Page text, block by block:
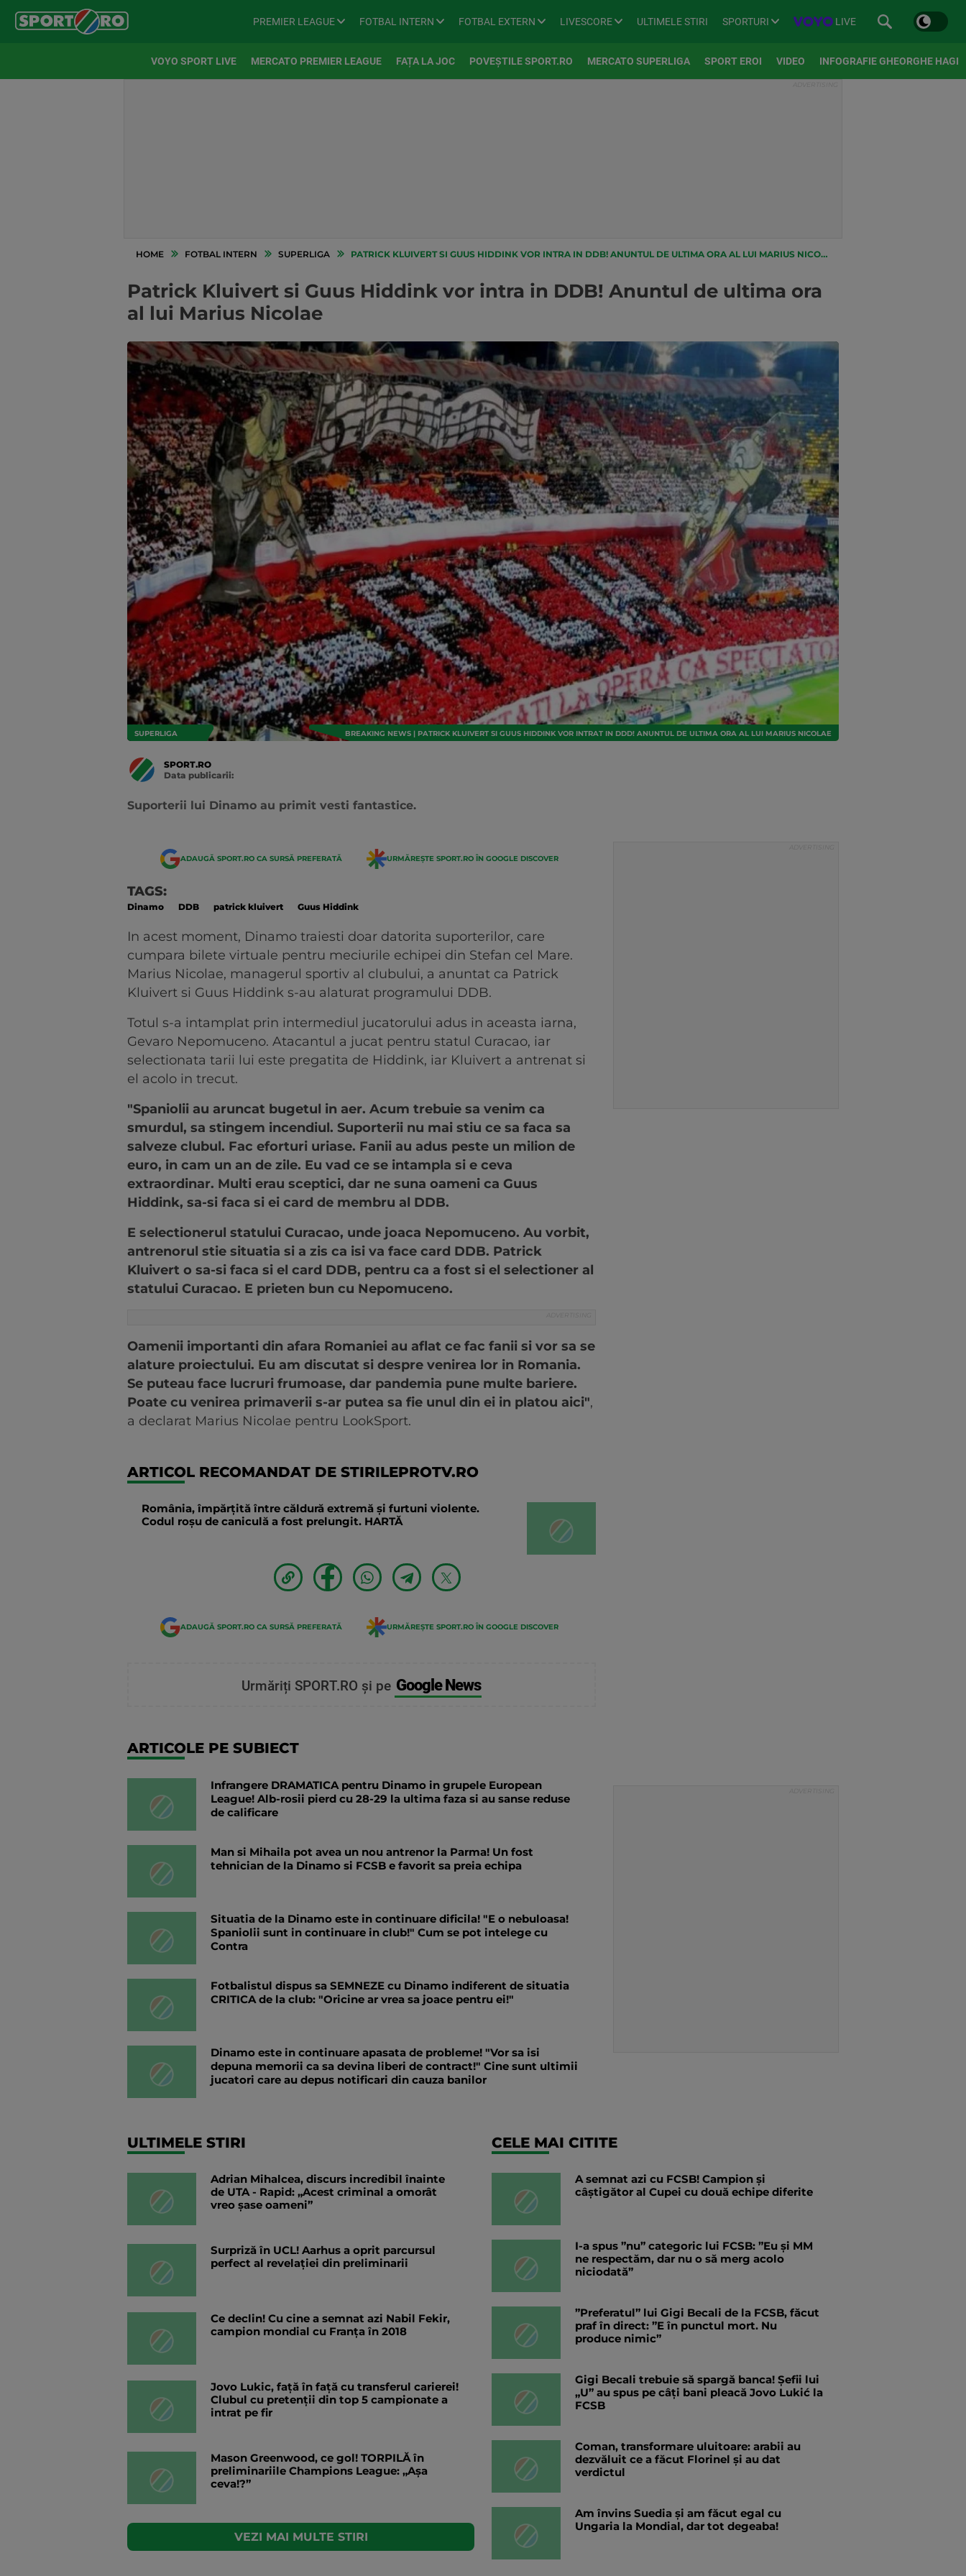
PREMIER LEAGUE FOTBAL INTERN FOTBAL EXTERN LIVESCORE ULTIMELE STIRI SPORTURI LIVE
VOYO SPORT LIVE MERCATO PREMIER LEAGUE FAȚA LA JOC POVEȘTILE SPORT.RO MERCATO SUPERLIGA SPORT EROI VIDEO INFOGRAFIE GHEORGHE HAGI
HOME FOTBAL INTERN SUPERLIGA PATRICK KLUIVERT SI GUUS HIDDINK VOR INTRA IN DDB! ANUNTUL DE ULTIMA ORA AL LUI MARIUS NICOLAE
Patrick Kluivert si Guus Hiddink vor intra in DDB! Anuntul de ultima ora
al lui Marius Nicolae
SUPERLIGA BREAKING NEWS | PATRICK KLUIVERT SI GUUS HIDDINK VOR INTRAT IN DDD! ANUNTUL DE ULTIMA ORA AL LUI MARIUS NICOLAE
SPORT.RO
Data publicarii:
Suporterii lui Dinamo au primit vesti fantastice.
ADAUGĂ SPORT.RO CA SURSĂ PREFERATĂ URMĂREȘTE SPORT.RO ÎN GOOGLE DISCOVER
TAGS:
Dinamo DDB patrick kluivert Guus Hiddink
In acest moment, Dinamo traiesti doar datorita suporterilor, care
cumpara bilete virtuale pentru meciurile echipei din Stefan cel Mare.
Marius Nicolae, managerul sportiv al clubului, a anuntat ca Patrick
Kluivert si Guus Hiddink s-au alaturat programului DDB.
Totul s-a intamplat prin intermediul jucatorului adus in aceasta iarna,
Gevaro Nepomuceno. Atacantul a jucat pentru statul Curacao, iar
selectionata tarii lui este pregatita de Hiddink, iar Kluivert a antrenat si
el acolo in trecut.
"Spaniolii au aruncat bugetul in aer. Acum trebuie sa venim ca
smurdul, sa stingem incendiul. Suporterii nu mai stiu ce sa faca sa
salveze clubul. Fac eforturi uriase. Fanii au adus peste un milion de
euro, in cam un an de zile. Eu vad ce se intampla si e ceva
extraordinar. Multi erau sceptici, dar ne suna oameni ca Guus
Hiddink, sa-si faca si ei card de membru al DDB.
E selectionerul statului Curacao, unde joaca Nepomuceno. Au vorbit,
antrenorul stie situatia si a zis ca isi va face card DDB. Patrick
Kluivert o sa-si faca si el card DDB, pentru ca a fost si el selectioner al
statului Curacao. E prieten bun cu Nepomuceno.
Oamenii importanti din afara Romaniei au aflat ce fac fanii si vor sa se
alature proiectului. Eu am discutat si despre venirea lor in Romania.
Se puteau face lucruri frumoase, dar pandemia pune multe bariere.
Poate cu venirea primaverii s-ar putea sa fie unul din ei in platou aici",
a declarat Marius Nicolae pentru LookSport.
ARTICOL RECOMANDAT DE STIRILEPROTV.RO
România, împărțită între căldură extremă și furtuni violente.
Codul roșu de caniculă a fost prelungit. HARTĂ
ADAUGĂ SPORT.RO CA SURSĂ PREFERATĂ URMĂREȘTE SPORT.RO ÎN GOOGLE DISCOVER
Urmăriți SPORT.RO și pe Google News
ARTICOLE PE SUBIECT
Infrangere DRAMATICA pentru Dinamo in grupele European
League! Alb-rosii pierd cu 28-29 la ultima faza si au sanse reduse
de calificare
Man si Mihaila pot avea un nou antrenor la Parma! Un fost
tehnician de la Dinamo si FCSB e favorit sa preia echipa
Situatia de la Dinamo este in continuare dificila! "E o nebuloasa!
Spaniolii sunt in continuare in club!" Cum se pot intelege cu
Contra
Fotbalistul dispus sa SEMNEZE cu Dinamo indiferent de situatia
CRITICA de la club: "Oricine ar vrea sa joace pentru ei!"
Dinamo este in continuare apasata de probleme! "Vor sa isi
depuna memorii ca sa devina liberi de contract!" Cine sunt ultimii
jucatori care au depus notificari din cauza banilor
ULTIMELE STIRI
Adrian Mihalcea, discurs incredibil înainte
de UTA - Rapid: „Acest criminal a omorât
vreo șase oameni”
Surpriză în UCL! Aarhus a oprit parcursul
perfect al revelației din preliminarii
Ce declin! Cu cine a semnat azi Nabil Fekir,
campion mondial cu Franța în 2018
Jovo Lukic, față în față cu transferul carierei!
Clubul cu pretenții din top 5 campionate a
intrat pe fir
Mason Greenwood, ce gol! TORPILĂ în
preliminariile Champions League: „Așa
ceva!?”
VEZI MAI MULTE STIRI
CELE MAI CITITE
A semnat azi cu FCSB! Campion și
câștigător al Cupei cu două echipe diferite
I-a spus ”nu” categoric lui FCSB: ”Eu și MM
ne respectăm, dar nu o să merg acolo
niciodată”
”Preferatul” lui Gigi Becali de la FCSB, făcut
praf în direct: ”E în punctul mort. Nu
produce nimic”
Gigi Becali trebuie să spargă banca! Șefii lui
„U” au spus pe câți bani pleacă Jovo Lukić la
FCSB
Coman, transformare uluitoare: arabii au
dezvăluit ce a făcut Florinel și au dat
verdictul
Am învins Suedia și am făcut egal cu
Ungaria la Mondial, dar tot degeaba!